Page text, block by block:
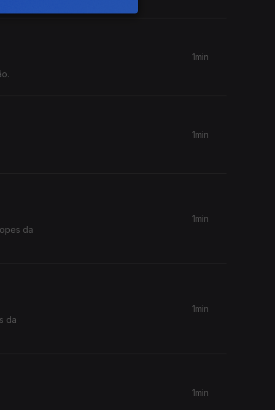
1min
1min
da
1min
da
1min
1min